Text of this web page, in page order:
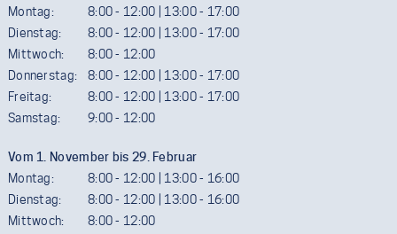
Montag:
8:00 - 12:00 | 13:00 - 17:00
Dienstag:
8:00 - 12:00 | 13:00 - 17:00
Mittwoch:
8:00 - 12:00
Donnerstag:
8:00 - 12:00 | 13:00 - 17:00
Freitag:
8:00 - 12:00 | 13:00 - 17:00
Samstag:
9:00 - 12:00
Vom 1. November bis 29. Februar
Montag:
8:00 - 12:00 | 13:00 - 16:00
Dienstag:
8:00 - 12:00 | 13:00 - 16:00
Mittwoch:
8:00 - 12:00